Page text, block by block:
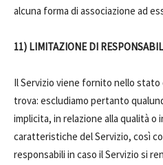
alcuna forma di associazione ad
11) LIMITAZIONE DI
Il Servizio viene fornito nello
trova: escludiamo pertanto
implicita, in relazione alla qualità o
caratteristiche del Servizio, così
responsabili in caso il Servizio si